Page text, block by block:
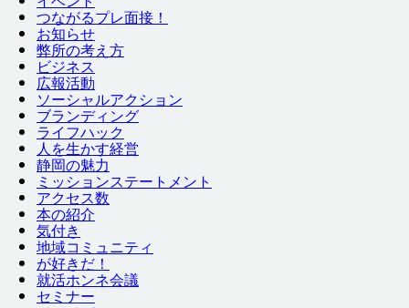
つながるプレ面接 ！
お知らせ
弊所の考え 方
ビジネス
広報活動
ソーシャルアクション
ブランディング
ライフハック
人を生かす経営
静岡の魅力
ミッションステートメント
アクセス数
本の紹介
気付き
地域コミュニティ
が好きだ！
就活ホンネ会議
セミナー